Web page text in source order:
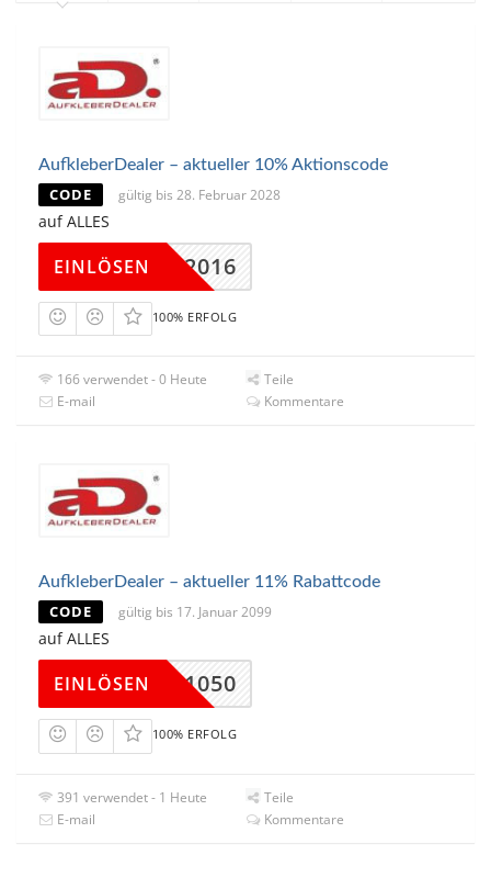
AufkleberDealer – aktueller 10% Aktionscode
CODE gültig bis 28. Februar 2028
auf ALLES
C3382016
EINLÖSEN
100% ERFOLG
166 verwendet - 0 Heute
Teile
E-mail
Kommentare
AufkleberDealer – aktueller 11% Rabattcode
CODE gültig bis 17. Januar 2099
auf ALLES
CELL1050
EINLÖSEN
100% ERFOLG
391 verwendet - 1 Heute
Teile
E-mail
Kommentare